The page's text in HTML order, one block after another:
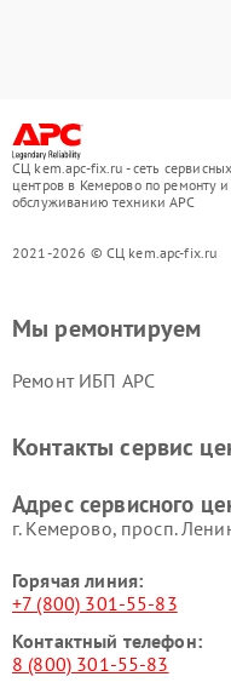
СЦ kem.apc-fix.ru - сеть сервисных
центров в Кемерово по ремонту и
обслуживанию техники APC
2021-2026 © СЦ kem.apc-fix.ru
Мы ремонтируем
Ремонт ИБП APC
Контакты сервис
Адрес сервисного
г. Кемерово, просп.
Горячая линия:
+7 (800) 301-55-83
Контактный телефон:
8 (800) 301-55-83